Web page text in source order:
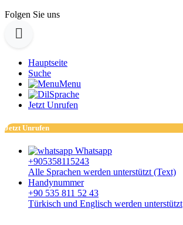
Folgen Sie uns
Hauptseite
Suche
Menu
Sprache
Jetzt Unrufen
Jetzt Unrufen
Whatsapp
+905358115243
Alle Sprachen werden unterstützt (Text)
Handynummer
+90 535 811 52 43
Türkisch und Englisch werden unterstützt